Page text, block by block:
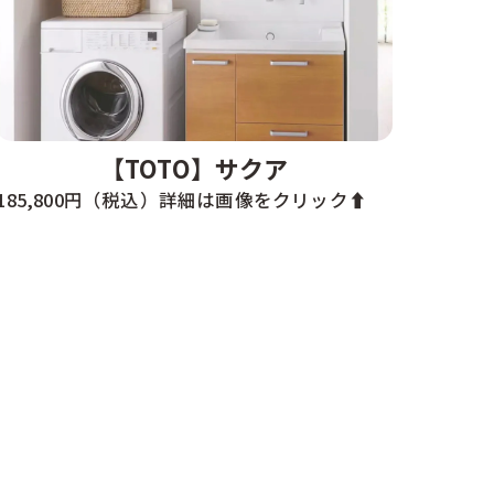
【TOTO】サクア
円（税込）詳細は画像をクリック⬆️